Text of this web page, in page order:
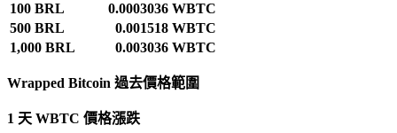
100 BRL
0.0003036 WBTC
500 BRL
0.001518 WBTC
1,000 BRL
0.003036 WBTC
Wrapped Bitcoin 過去價格範圍
1 天 WBTC 價格漲跌